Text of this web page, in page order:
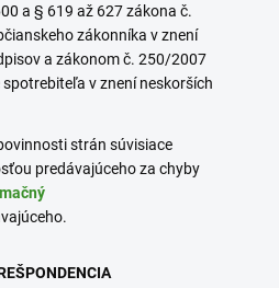
a § 619 až 627 zákona č.
zákonníka v znení
a zákonom č. 250/2007
spotrebiteľa v znení neskorších
strán súvisiace
predávajúceho za chyby